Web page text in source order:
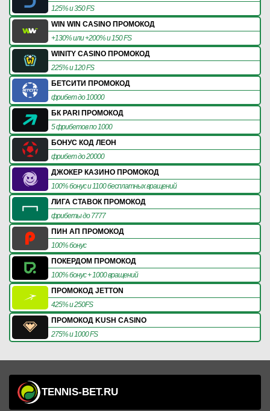
125% и 350 FS
WIN WIN CASINO ПРОМОКОД
+130% или +200% и 150 FS
WINITY CASINO ПРОМОКОД
225% и 120 FS
БЕТСИТИ ПРОМОКОД
фрибет до 10000
БК PARI ПРОМОКОД
5 фрибетов по 1000
БОНУС КОД ЛЕОН
фрибет до 20000
ДЖОКЕР КАЗИНО ПРОМОКОД
100% бонус и 1100 бесплатных вращений
ЛИГА СТАВОК ПРОМОКОД
фрибеты до 7777
ПИН АП ПРОМОКОД
100% бонус
ПОКЕРДОМ ПРОМОКОД
100% бонус + 1000 вращений
ПРОМОКОД JETTON
425% и 250FS
ПРОМОКОД KUSH CASINO
275% и 1000 FS
TENNIS-BET.RU